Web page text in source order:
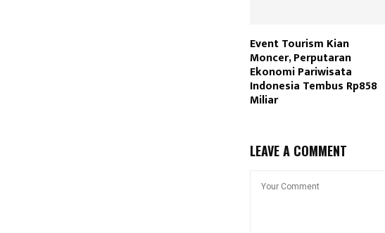
Event Tourism Kian
Moncer, Perputaran
Ekonomi Pariwisata
Indonesia Tembus Rp858
Miliar
LEAVE A COMMENT